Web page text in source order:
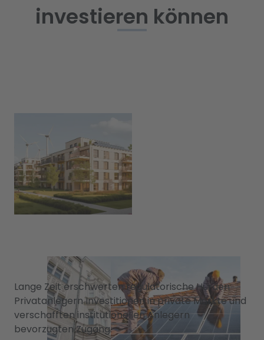
investieren können
Lange Zeit erschwerten regulatorische Hürden
Privatanlegern Investitionen in private Märkte und
verschafften institutionellen Anlegern
bevorzugten Zugang.